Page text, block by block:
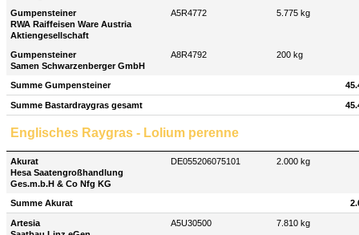
Gumpensteiner
RWA Raiffeisen Ware Austria
Aktiengesellschaft
A5R4772 5.775 kg
Gumpensteiner
Samen Schwarzenberger GmbH
A8R4792 200 kg
Summe Gumpensteiner
Summe Bastardraygras gesamt
Englisches Raygras - Lolium perenne
Akurat
Hesa Saatengroßhandlung
Ges.m.b.H & Co Nfg KG
DE055206075101 2.000 kg
Summe Akurat
Artesia
A5U30500 7.810 kg